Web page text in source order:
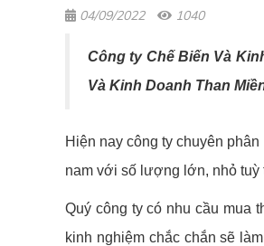
04/09/2022 1040
Công ty Chế Biến Và
Và Kinh Doanh Than
Hiện nay công ty chuyên
nam với số lượng lớn, nhỏ tuỳ
Quý công ty có nhu cầu mua
kinh nghiệm chắc chắn sẽ